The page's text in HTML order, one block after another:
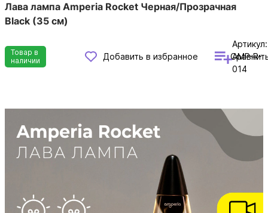
Лава лампа Amperia Rocket Черная/Прозрачная
Black (35 см)
Товар в
наличии
Добавить в избранное
Артикул:
AMP-R-
014